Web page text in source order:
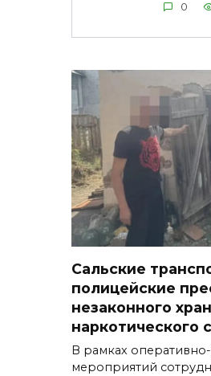
0
Сальские
полицейские
незаконного
наркотического
В рамках
мероприятий